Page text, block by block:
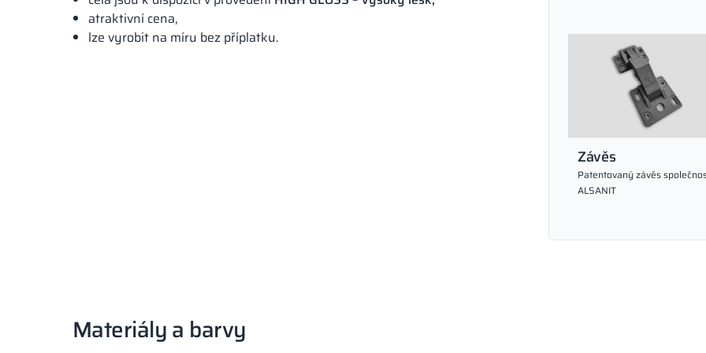
atraktivní cena,
lze vyrobit na míru bez příplatku.
Závěs
Patentovaný závěs
ALSANIT
Materiály a barvy